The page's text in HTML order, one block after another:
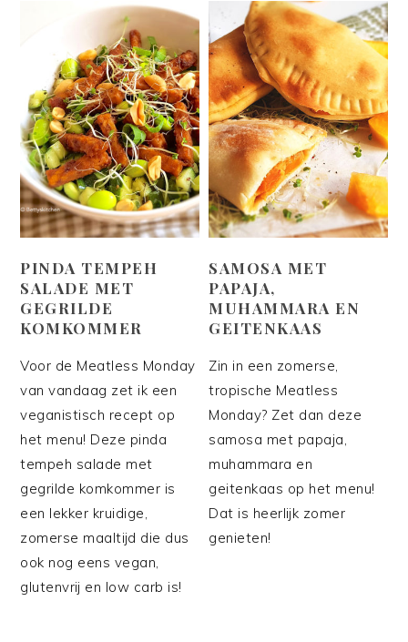
PINDA TEMPEH
SALADE MET
GEGRILDE
KOMKOMMER
Voor de Meatless Monday
van vandaag zet ik een
veganistisch recept op
het menu! Deze pinda
tempeh salade met
gegrilde komkommer is
een lekker kruidige,
zomerse maaltijd die dus
ook nog eens vegan,
glutenvrij en low carb is!
SAMOSA MET
PAPAJA,
MUHAMMARA EN
GEITENKAAS
Zin in een zomerse,
tropische Meatless
Monday? Zet dan deze
samosa met papaja,
muhammara en
geitenkaas op het menu!
Dat is heerlijk zomer
genieten!